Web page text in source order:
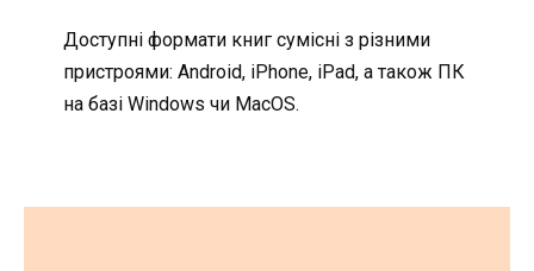
Доступні формати книг сумісні з різними
пристроями: Android, iPhone, iPad, а також ПК
на базі Windows чи MacOS.